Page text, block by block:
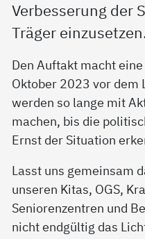
Verbesserung der
Träger
Den Auftakt macht
Oktober 2023 vor dem
werden so lange mit
machen, bis die
Ernst der Situation
Lasst uns gemeinsam
unseren Kitas, OGS,
Seniorenzentren und
nicht endgültig das